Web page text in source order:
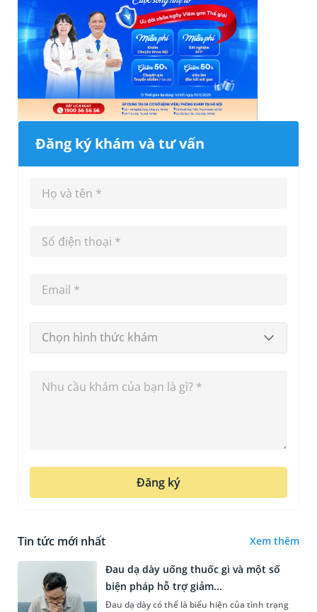
Đăng ký khám và tư vấn
Chọn hình thức khám
Đăng ký
Tin tức mới nhất Xem thêm
Đau dạ dày uống thuốc gì và một số
biện pháp hỗ trợ giảm...
Đau dạ dày có thể là biểu hiện của tình trạng